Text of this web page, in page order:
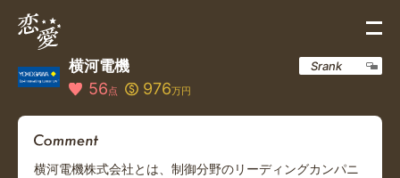
横河電機
56点 976万円
Srank
横河電機株式会社とは、制御分野のリーディングカンパニ